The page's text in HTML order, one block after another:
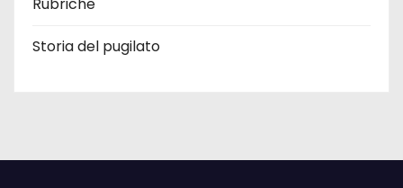
Storia del pugilato